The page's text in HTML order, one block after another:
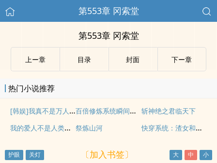
第553章 冈索堂
第553章 冈索堂
上ー章 目录 封面 下ー章
热门小说推荐
[韩娱]我真不是万人迷[娱乐圈] 百倍修炼系统瞬间升级999 斩神绝之君临天下
我的爱人不是人类（人外H） 祭炼山河 快穿系统：渣女和反派才是绝配
〔加入书签〕